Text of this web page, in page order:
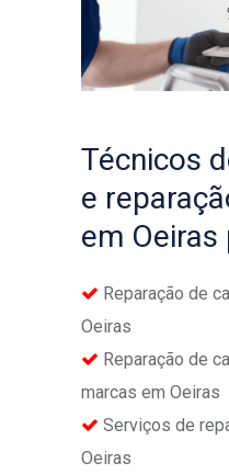
Técnicos
e
em Oeiras
Reparação de
Oeiras
Reparação de
marcas em Oeiras
Serviços de
Oeiras